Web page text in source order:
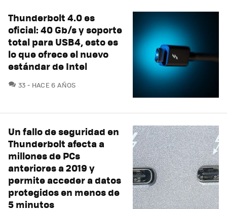
Thunderbolt 4.0 es
oficial: 40 Gb/s y soporte
total para USB4, esto es
lo que ofrece el nuevo
estándar de Intel
33 COMENTARIOS
HACE 6 AÑOS
Un fallo de seguridad en
Thunderbolt afecta a
millones de PCs
anteriores a 2019 y
permite acceder a datos
protegidos en menos de
5 minutos